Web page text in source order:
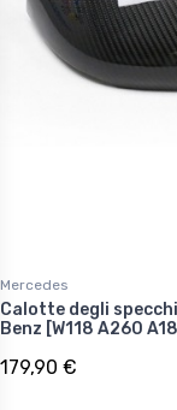
Mercedes
Calotte degli
Benz [W118 A260
179,90 €